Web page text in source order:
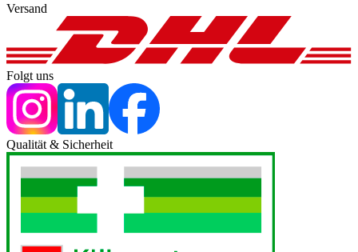
Versand
Folgt uns
Qualität & Sicherheit